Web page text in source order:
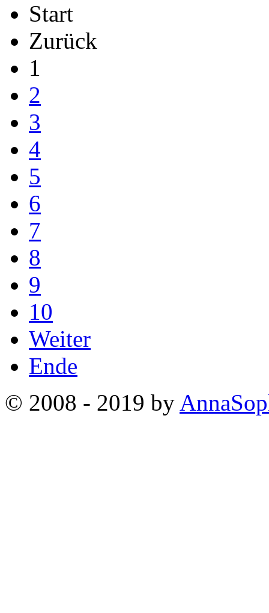
Start
Zurück
1
2
3
4
5
6
7
8
9
10
Weiter
Ende
© 2008 - 2019 by